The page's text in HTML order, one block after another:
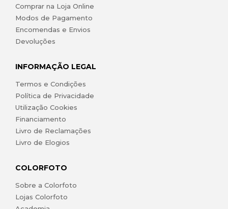
Comprar na Loja Online
Modos de Pagamento
Encomendas e Envios
Devoluções
INFORMAÇÃO LEGAL
Termos e Condições
Política de Privacidade
Utilização Cookies
Financiamento
Livro de Reclamações
Livro de Elogios
COLORFOTO
Sobre a Colorfoto
Lojas Colorfoto